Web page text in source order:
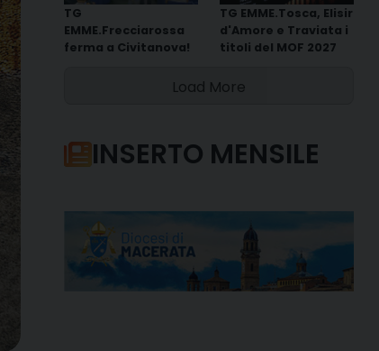
TG
EMME.Frecciarossa
ferma a Civitanova!
TG EMME.Tosca, Elisir
d'Amore e Traviata i
titoli del MOF 2027
Load More
INSERTO MENSILE